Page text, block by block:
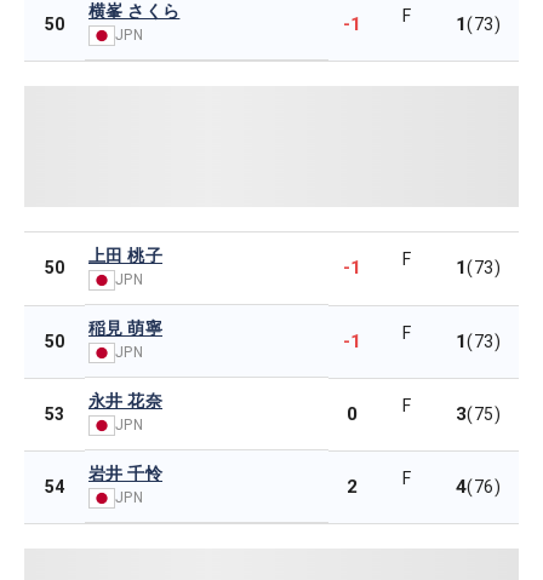
50
横峯 さくら
JPN -1 F 1(73)
50
上田 桃子
JPN
-1 F 1(73)
50
稲見 萌寧
JPN -1 F 1(73)
53
永井 花奈
JPN 0 F 3(75)
54
岩井 千怜
JPN 2 F 4(76)